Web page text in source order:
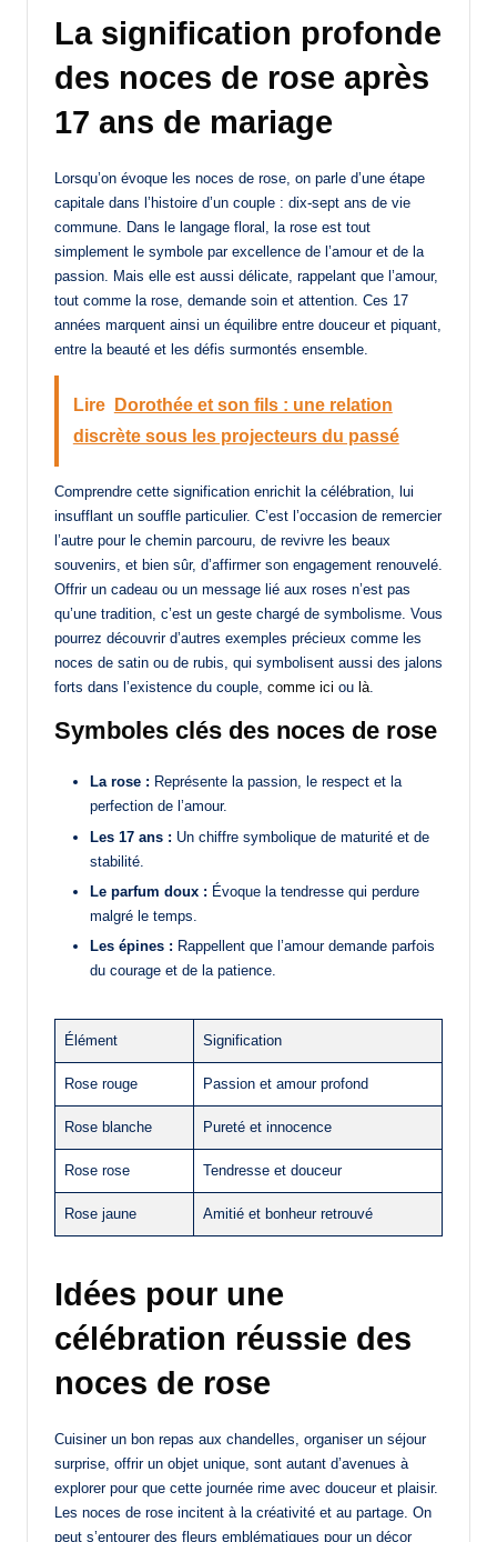
La signification profonde
des noces de rose après
17 ans de mariage
Lorsqu’on évoque les noces de rose, on parle d’une étape
capitale dans l’histoire d’un couple : dix-sept ans de vie
commune. Dans le langage floral, la rose est tout
simplement le symbole par excellence de l’amour et de la
passion. Mais elle est aussi délicate, rappelant que l’amour,
tout comme la rose, demande soin et attention. Ces 17
années marquent ainsi un équilibre entre douceur et piquant,
entre la beauté et les défis surmontés ensemble.
Lire
Dorothée et son fils : une relation
discrète sous les projecteurs du passé
Comprendre cette signification enrichit la célébration, lui
insufflant un souffle particulier. C’est l’occasion de remercier
l’autre pour le chemin parcouru, de revivre les beaux
souvenirs, et bien sûr, d’affirmer son engagement renouvelé.
Offrir un cadeau ou un message lié aux roses n’est pas
qu’une tradition, c’est un geste chargé de symbolisme. Vous
pourrez découvrir d’autres exemples précieux comme les
noces de satin ou de rubis, qui symbolisent aussi des jalons
forts dans l’existence du couple, comme ici ou là.
Symboles clés des noces de rose
La rose : Représente la passion, le respect et la
perfection de l’amour.
Les 17 ans : Un chiffre symbolique de maturité et de
stabilité.
Le parfum doux : Évoque la tendresse qui perdure
malgré le temps.
Les épines : Rappellent que l’amour demande parfois
du courage et de la patience.
Élément Signification
Rose rouge Passion et amour profond
Rose blanche Pureté et innocence
Rose rose Tendresse et douceur
Rose jaune Amitié et bonheur retrouvé
Idées pour une
célébration réussie des
noces de rose
Cuisiner un bon repas aux chandelles, organiser un séjour
surprise, offrir un objet unique, sont autant d’avenues à
explorer pour que cette journée rime avec douceur et plaisir.
Les noces de rose incitent à la créativité et au partage. On
peut s’entourer des fleurs emblématiques pour un décor